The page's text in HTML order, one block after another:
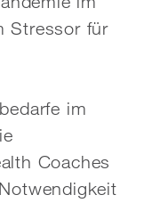
Stressor für
im
Coaches